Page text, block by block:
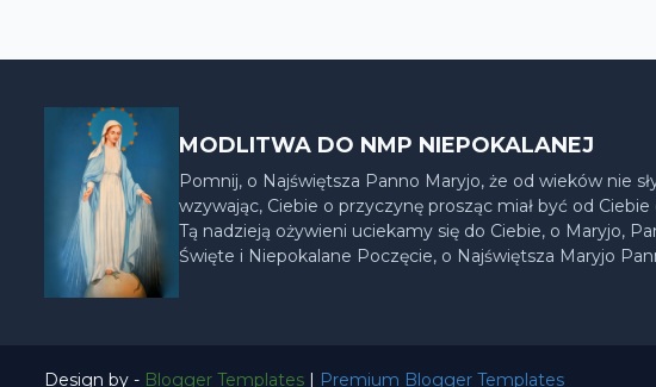
MODLITWA DO NMP NIEPOKALANEJ
Pomnij, o Najświętsza Panno Maryjo, że od wieków nie
wzywając, Ciebie o przyczynę prosząc miał być od
Tą nadzieją ożywieni uciekamy się do Ciebie, o Maryjo,
Święte i Niepokalane Poczęcie, o Najświętsza Maryjo
Design by - Blogger Templates | Premium Blogger Templates